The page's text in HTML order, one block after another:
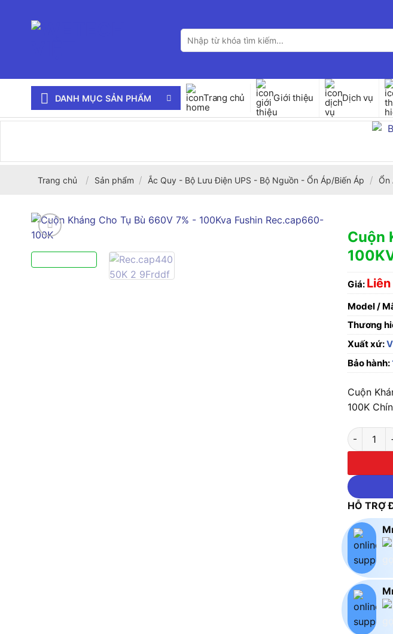
Tìm
kiếm:
DANH MỤC SẢN PHẨM Trang chủ Giới thiệu Dịch vụ
Trang chủ / Sản phẩm / Ắc Quy - Bộ Lưu Điện UPS - Bộ Nguồn - Ổn Áp/Biến Áp / Ổn
Cuộn
Giá:
Model /
Thương
Xuất xứ:
Bảo hành:
Cuộn
100K
Cuộn
HỖ TRỢ